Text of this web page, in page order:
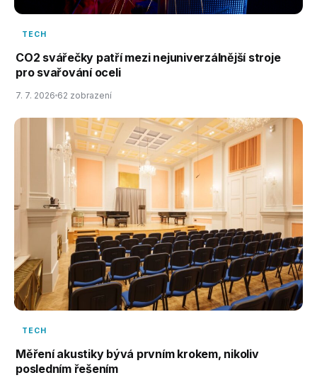
TECH
CO2 svářečky patří mezi nejuniverzálnější stroje
pro svařování oceli
7. 7. 2026 62 zobrazení
TECH
Měření akustiky bývá prvním krokem, nikoliv
posledním řešením